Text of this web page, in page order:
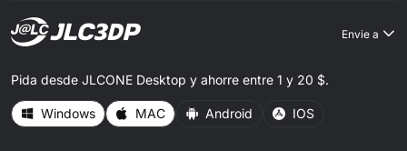
Envie a
Pida desde JLCONE Desktop y ahorre entre 1 y 20 $.
Windows MAC Android IOS